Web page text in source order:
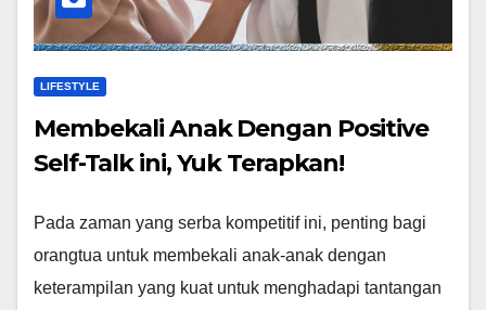
LIFESTYLE
Membekali Anak Dengan Positive
Self-Talk ini, Yuk Terapkan!
Pada zaman yang serba kompetitif ini, penting bagi
orangtua untuk membekali anak-anak dengan
keterampilan yang kuat untuk menghadapi tantangan